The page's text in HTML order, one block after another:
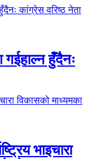
गईहाल्न हुँदैनः
भाइचारा